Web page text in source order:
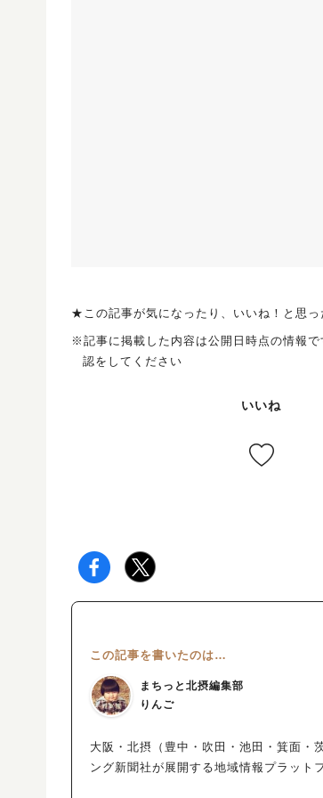
★この記事が気になったり、いいね！と思っ
※記事に掲載した内容は公開日時点の情報
認をしてください
いいね
この記事を書いたのは…
まちっと北摂編集部
りんご
大阪・北摂（豊中・吹田・池田・箕面・
ング新聞社が展開する地域情報プラット